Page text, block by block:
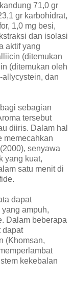
71,0 gr
gr karbohidrat,
1,0 mg besi,
dan isolasi
aktif yang
(ditemukan
(ditemukan oleh
allycystein, dan
sebagian
tersebut
diiris. Dalam hal
memecahkan
senyawa
yang kuat,
satu menit di
dapat
ampuh,
Dalam beberapa
dapat
(Khomsan,
kekebalan